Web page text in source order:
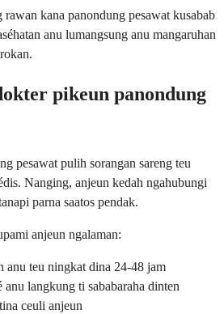
rawan kana panondung pesawat kusabab
anu lumangsung anu mangaruhan
pikeun panondung
pesawat pulih sorangan sareng teu
Nanging, anjeun kedah ngahubungi
parna saatos pendak.
anjeun ngalaman:
anu teu ningkat dina 24-48 jam
langkung ti sababaraha dinten
ceuli anjeun